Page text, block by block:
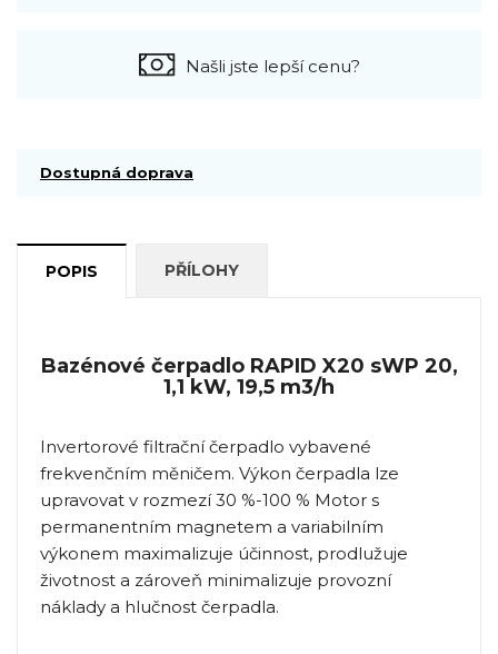
Našli jste lepší cenu?
Dostupná doprava
POPIS PŘÍLOHY
Bazénové čerpadlo RAPID X20 sWP 20,
1,1 kW, 19,5 m3/h
Invertorové filtrační čerpadlo vybavené
frekvenčním měničem. Výkon čerpadla lze
upravovat v rozmezí 30 %-100 % Motor s
permanentním magnetem a variabilním
výkonem maximalizuje účinnost, prodlužuje
životnost a zároveň minimalizuje provozní
náklady a hlučnost čerpadla.